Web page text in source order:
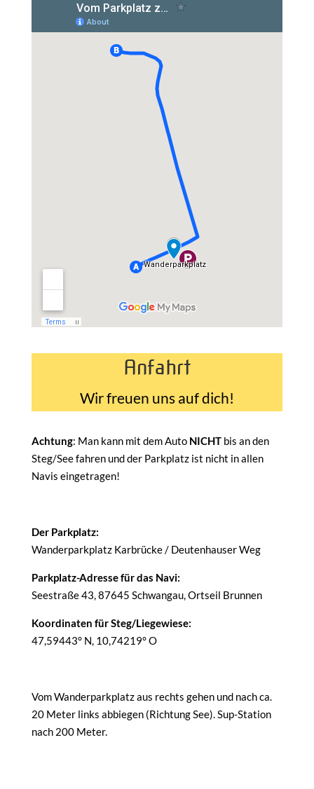
Anfahrt
Wir freuen uns auf dich!
Achtung: Man kann mit dem Auto NICHT bis an den
Steg/See fahren und der Parkplatz ist nicht in allen
Navis eingetragen!
Der Parkplatz:
Wanderparkplatz Karbrücke / Deutenhauser Weg
Parkplatz-Adresse für das Navi:
Seestraße 43, 87645 Schwangau, Ortseil Brunnen
Koordinaten für Steg/Liegewiese:
47,59443° N, 10,74219° O
Vom Wanderparkplatz aus rechts gehen und nach ca.
20 Meter links abbiegen (Richtung See). Sup-Station
nach 200 Meter.